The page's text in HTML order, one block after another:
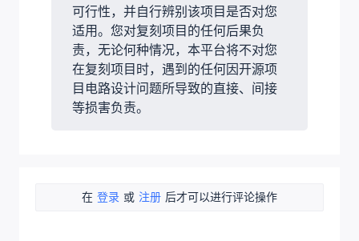
可行性，并自行辨别该项目是否对您
适用。您对复刻项目的任何后果负
责，无论何种情况，本平台将不对您
在复刻项目时，遇到的任何因开源项
目电路设计问题所导致的直接、间接
等损害负责。
在 登录 或 注册 后才可以进行评论操作